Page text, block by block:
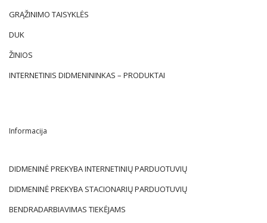
GRĄŽINIMO TAISYKLĖS
DUK
ŽINIOS
INTERNETINIS DIDMENININKAS – PRODUKTAI
Informacija
DIDMENINĖ PREKYBA INTERNETINIŲ PARDUOTUVIŲ
DIDMENINĖ PREKYBA STACIONARIŲ PARDUOTUVIŲ
BENDRADARBIAVIMAS TIEKĖJAMS